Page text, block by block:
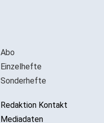
Abo
Einzelhefte
Sonderhefte
Redaktion Kontakt
Mediadaten